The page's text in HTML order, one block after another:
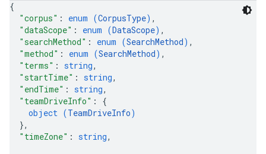
{
"corpus" : enum (CorpusType) ,
"dataScope" : enum (DataScope) ,
"searchMethod" : enum (SearchMethod) ,
"method" : enum (SearchMethod) ,
"terms" : string,
"startTime" : string,
"endTime" : string,
"teamDriveInfo" : {
object (TeamDriveInfo)
},
"timeZone" : string,